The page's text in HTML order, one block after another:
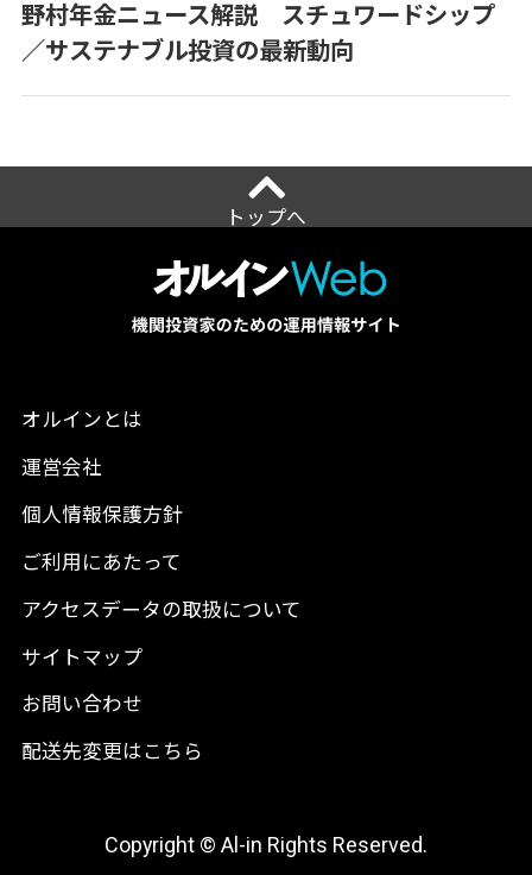
野村年金ニュース解説 スチュワードシップ
／サステナブル投資の最新動向
トップへ
オルインとは
運営会社
個人情報保護方針
ご利用にあたって
アクセスデータの取扱について
サイトマップ
お問い合わせ
配送先変更はこちら
Copyright © Al-in Rights Reserved.